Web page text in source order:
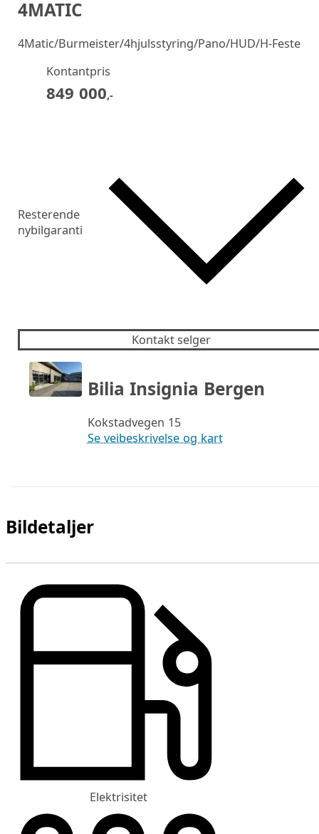
4MATIC
4Matic/Burmeister/4hjulsstyring/Pano/HUD/H-Feste
Kontantpris
849 000,-
Resterende
nybilgaranti
Kontakt selger
Bilia Insignia Bergen
Kokstadvegen 15
Se veibeskrivelse og kart
Bildetaljer
Elektrisitet